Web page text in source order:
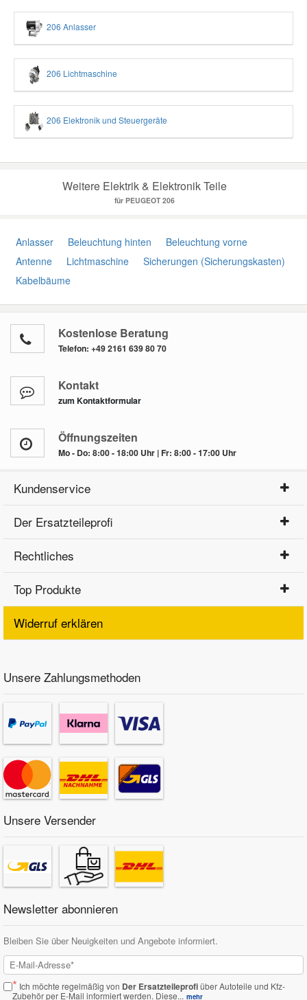
206 Anlasser
206 Lichtmaschine
206 Elektronik und Steuergeräte
Weitere Elektrik & Elektronik Teile
für PEUGEOT 206
Anlasser Beleuchtung hinten
Beleuchtung vorne
Antenne
Lichtmaschine
Sicherungen (Sicherungskasten)
Kabelbäume
Kostenlose Beratung
Telefon: +49 2161 639 80 70
Kontakt
zum Kontaktformular
Öffnungszeiten
Mo - Do: 8:00 - 18:00 Uhr | Fr: 8:00 - 17:00 Uhr
Kundenservice
Der Ersatzteileprofi
Rechtliches
Top Produkte
Widerruf erklären
Unsere Zahlungsmethoden
Unsere Versender
Newsletter abonnieren
Bleiben Sie über Neuigkeiten und Angebote informiert.
* Ich möchte regelmäßig von Der Ersatzteileprofiüber Autoteile und Kfz-
Zubehör per E-Mail informiert werden. Diese... mehr